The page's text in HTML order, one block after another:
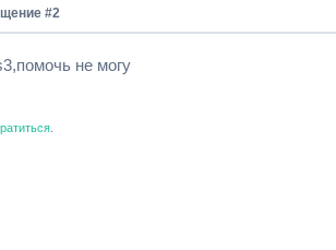
#2
не могу